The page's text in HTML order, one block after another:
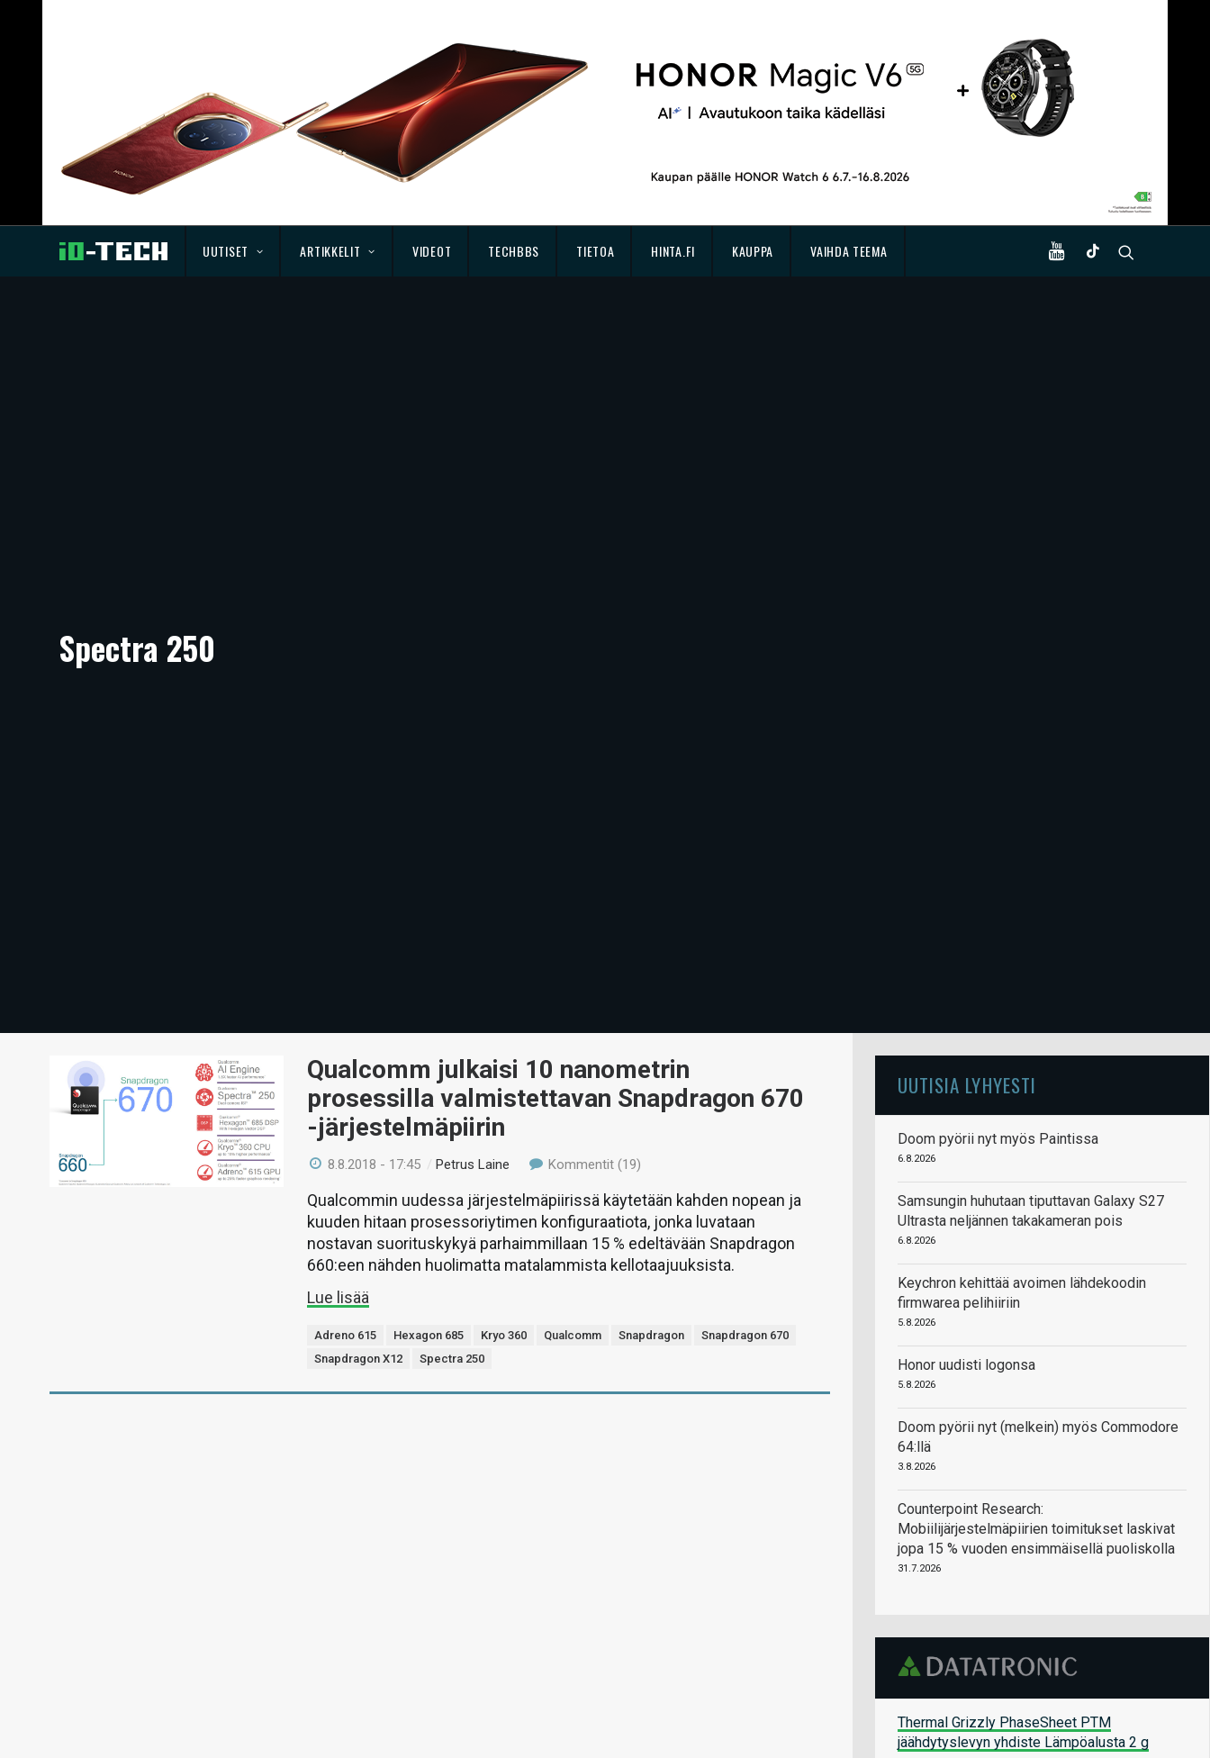
UUTISET ARTIKKELIT VIDEOT TECHBBS TIETOA HINTA.FI KAUPPA VAIHDA TEEMA
Spectra 250
Qualcomm julkaisi 10 nanometrin
prosessilla valmistettavan Snapdragon 670
-järjestelmäpiirin
8.8.2018 - 17:45 /Petrus Laine Kommentit (19)
Qualcommin uudessa järjestelmäpiirissä käytetään kahden nopean ja
kuuden hitaan prosessoriytimen konfiguraatiota, jonka luvataan
nostavan suorituskykyä parhaimmillaan 15 % edeltävään Snapdragon
660:een nähden huolimatta matalammista kellotaajuuksista.
Lue lisää
Adreno 615 Hexagon 685 Kryo 360 Qualcomm Snapdragon
Snapdragon 670
Snapdragon X12
Spectra 250
UUTISIA LYHYESTI
Doom pyörii nyt myös Paintissa
6.8.2026
Samsungin huhutaan tiputtavan Galaxy S27
Ultrasta neljännen takakameran pois
6.8.2026
Keychron kehittää avoimen lähdekoodin
firmwarea pelihiiriin
5.8.2026
Honor uudisti logonsa
5.8.2026
Doom pyörii nyt (melkein) myös Commodore
64:llä
3.8.2026
Counterpoint Research:
Mobiilijärjestelmäpiirien toimitukset laskivat
jopa 15 % vuoden ensimmäisellä puoliskolla
31.7.2026
Thermal Grizzly PhaseSheet PTM
jäähdytyslevyn yhdiste Lämpöalusta 2 g